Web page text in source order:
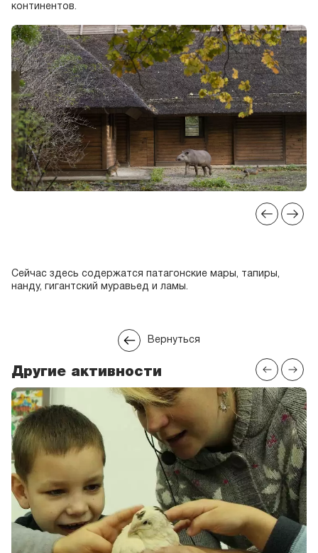
континентов.
Сейчас здесь содержатся патагонские мары, тапиры,
нанду, гигантский муравьед и ламы.
Вернуться
Другие активности